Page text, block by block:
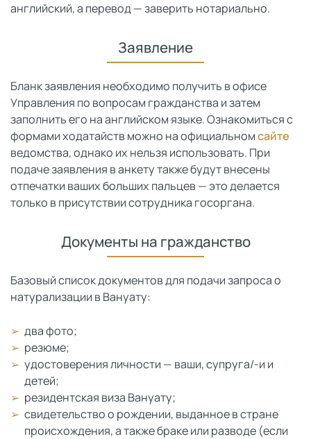
английский, а перевод — заверить нотариально.
Заявление
Бланк заявления необходимо получить в офисе
Управления по вопросам гражданства и затем
заполнить его на английском языке. Ознакомиться с
формами ходатайств можно на официальномсайте
ведомства, однако их нельзя использовать. При
подаче заявления в анкету также будут внесены
отпечатки ваших больших пальцев — это делается
только в присутствии сотрудника госоргана.
Документы на гражданство
Базовый список документов для подачи запроса о
натурализации в Вануату:
два фото;
резюме;
удостоверения личности — ваши, супруга/-и и
детей;
резидентская виза Вануату;
свидетельство о рождении, выданное в стране
происхождения, а также браке или разводе (если